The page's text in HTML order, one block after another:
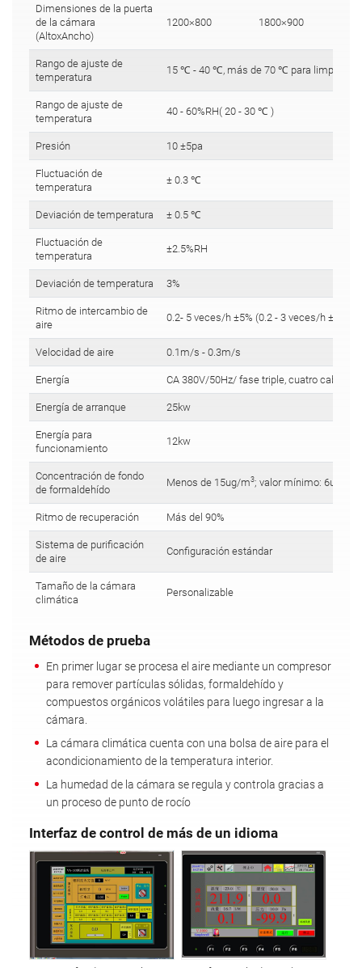
Dimensiones de la puerta
de la cámara
(AltoxAncho)
1200×800 1800×900
Rango de ajuste de
temperatura
15 ℃ - 40 ℃, más de 70 ℃ para limpieza
Rango de ajuste de
temperatura
40 - 60%RH( 20 - 30 ℃ )
Presión 10 ±5pa
Fluctuación de
temperatura
± 0.3 ℃
Deviación de temperatura ± 0.5 ℃
Fluctuación de
temperatura
±2.5%RH
Deviación de temperatura 3%
Ritmo de intercambio de
aire
0.2- 5 veces/h ±5% (0.2 - 3 veces/h ±5%
Velocidad de aire 0.1m/s - 0.3m/s
Energía CA 380V/50Hz/ fase triple, cuatro cables/
Energía de arranque 25kw
Energía para
funcionamiento
12kw
Concentración de fondo
de formaldehído
Menos de 15ug/m3; valor mínimo: 6ug/m
Ritmo de recuperación Más del 90%
Sistema de purificación
de aire
Configuración estándar
Tamaño de la cámara
climática
Personalizable
Métodos de prueba
En primer lugar se procesa el aire mediante un compresor
para remover partículas sólidas, formaldehído y
compuestos orgánicos volátiles para luego ingresar a la
cámara.
La cámara climática cuenta con una bolsa de aire para el
acondicionamiento de la temperatura interior.
La humedad de la cámara se regula y controla gracias a
un proceso de punto de rocío
Interfaz de control de más de un idioma